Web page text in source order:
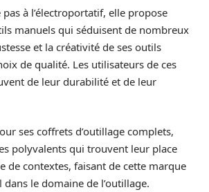
à l’électroportatif, elle propose
manuels qui séduisent de nombreux
et la créativité de ses outils
de qualité. Les utilisateurs de ces
de leur durabilité et de leur
ses coffrets d’outillage complets,
polyvalents qui trouvent leur place
de contextes, faisant de cette marque
dans le domaine de l’outillage.